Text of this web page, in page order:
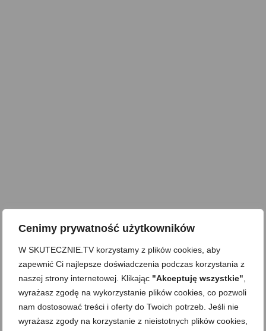
Cenimy prywatność użytkowników
W SKUTECZNIE.TV korzystamy z plików cookies, aby
zapewnić Ci najlepsze doświadczenia podczas korzystania z
naszej strony internetowej. Klikając "Akceptuję wszystkie"
wyrażasz zgodę na wykorzystanie plików cookies, co pozwoli
nam dostosować treści i oferty do Twoich potrzeb. Jeśli nie
wyrażasz zgody na korzystanie z nieistotnych plików cookies,
'Nie-łączenie' składników,Deser,Dla dzieci,Dla matek karmiących ,Dla
niespodziewanych gości ,Do kawy czy herbaty,Do pracy ,Dzień Dziecka,